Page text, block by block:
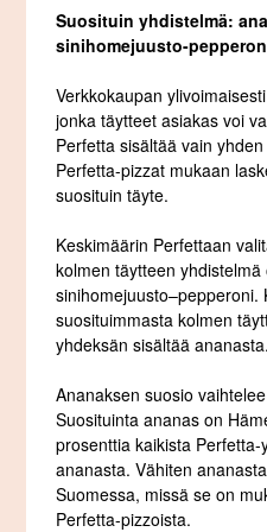
Suosituin yhdistelmä:
sinihomejuusto-
Verkkokaupan
jonka täytteet asiakas voi
Perfetta sisältää vain
Perfetta-pizzat mukaan
suosituin täyte.
Keskimäärin Perfettaan
kolmen täytteen
sinihomejuusto–pepperoni.
suosituimmasta kolmen
yhdeksän sisältää ananasta.
Ananaksen suosio
Suosituinta ananas on
prosenttia kaikista
ananasta. Vähiten
Suomessa, missä se on
Perfetta-pizzoista.